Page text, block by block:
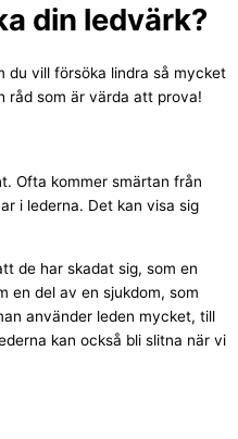
din ledvärk?
du vill försöka lindra så mycket
råd som är värda att prova!
Ofta kommer smärtan från
i lederna. Det kan visa sig
de har skadat sig, som en
en del av en sjukdom, som
använder leden mycket, till
kan också bli slitna när vi